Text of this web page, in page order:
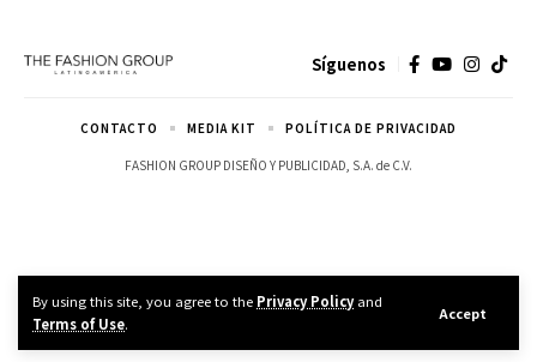
By using this site, you agree to the Privacy Policyand
Terms of Use.
Accept
Síguenos
FASHION GROUP DISEÑO Y PUBLICIDAD, S.A. de C.V.
CONTACTO MEDIA KIT POLÍTICA DE PRIVACIDAD